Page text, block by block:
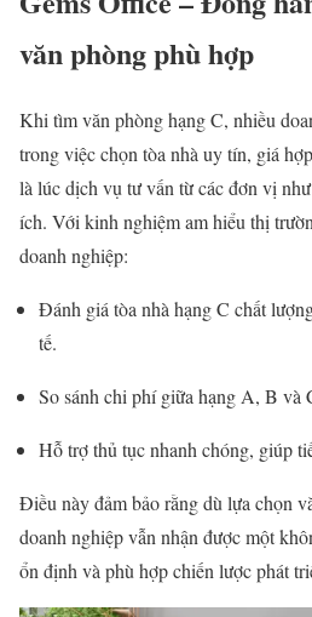
văn phòng phù hợp
Khi tìm văn phòng hạng C, nhiều
trong việc chọn tòa nhà uy tín, giá
là lúc dịch vụ tư vấn từ các đơn vị
ích. Với kinh nghiệm am hiểu thị
doanh nghiệp:
Đánh giá tòa nhà hạng C chất
tế.
So sánh chi phí giữa hạng A, B và
Hỗ trợ thủ tục nhanh chóng, giúp
Điều này đảm bảo rằng dù lựa chọn
doanh nghiệp vẫn nhận được một
ổn định và phù hợp chiến lược phát